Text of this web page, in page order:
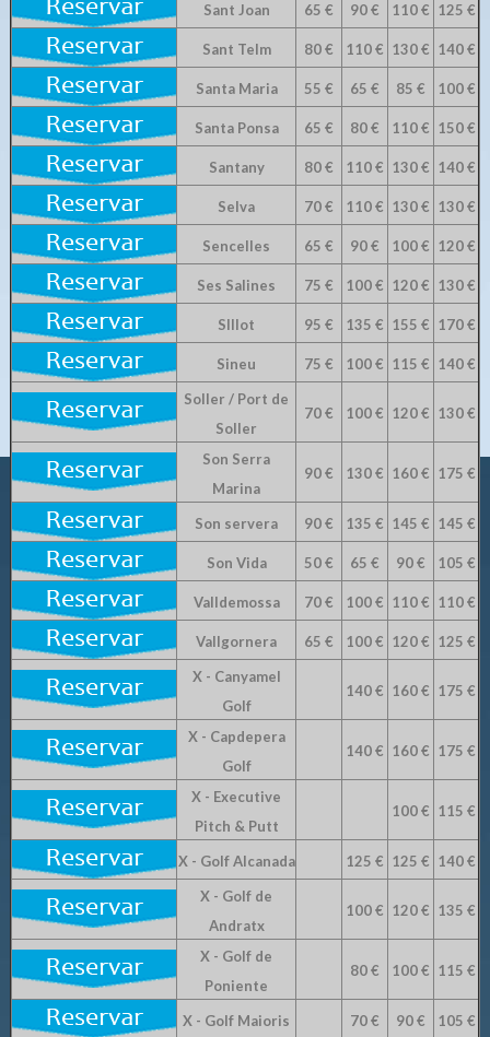
Sant Joan 65 € 90 € 110 € 125 €
Sant Telm 80 € 110 € 130 € 140 €
Santa Maria 55 € 65 € 85 € 100 €
Santa Ponsa 65 € 80 € 110 € 150 €
Santany 80 € 110 € 130 € 140 €
Selva 70 € 110 € 130 € 130 €
Sencelles 65 € 90 € 100 € 120 €
Ses Salines 75 € 100 € 120 € 130 €
SIllot 95 € 135 € 155 € 170 €
Sineu 75 € 100 € 115 € 140 €
Soller / Port de
Soller
70 € 100 € 120 € 130 €
Son Serra
Marina
90 € 130 € 160 € 175 €
Son servera 90 € 135 € 145 € 145 €
Son Vida 50 € 65 € 90 € 105 €
Valldemossa 70 € 100 € 110 € 110 €
Vallgornera 65 € 100 € 120 € 125 €
X - Canyamel
Golf
140 € 160 € 175 €
X - Capdepera
Golf
140 € 160 € 175 €
X - Executive
Pitch & Putt
100 € 115 €
X - Golf Alcanada 125 € 125 € 140 €
X - Golf de
Andratx
100 € 120 € 135 €
X - Golf de
Poniente
80 € 100 € 115 €
X - Golf Maioris 70 € 90 € 105 €